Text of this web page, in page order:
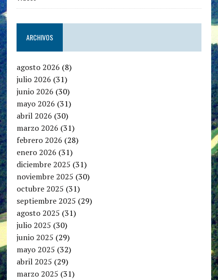
ARCHIVOS
agosto 2026 (8)
julio 2026 (31)
junio 2026 (30)
mayo 2026 (31)
abril 2026 (30)
marzo 2026 (31)
febrero 2026 (28)
enero 2026 (31)
diciembre 2025 (31)
noviembre 2025 (30)
octubre 2025 (31)
septiembre 2025 (29)
agosto 2025 (31)
julio 2025 (30)
junio 2025 (29)
mayo 2025 (32)
abril 2025 (29)
marzo 2025 (31)